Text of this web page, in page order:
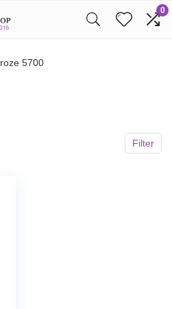
0
roze 5700
Filter